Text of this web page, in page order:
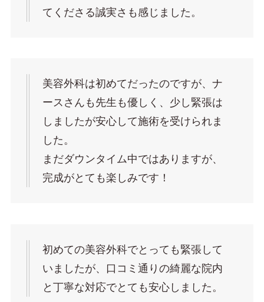
てくださる誠実さも感じました。
美容外科は初めてだったのですが、ナ
ースさんも先生も優しく、少し緊張は
しましたが安心して施術を受けられま
した。
まだダウンタイム中ではありますが、
完成がとても楽しみです！
初めての美容外科でとっても緊張して
いましたが、口コミ通りの綺麗な院内
と丁寧な対応でとても安心しました。